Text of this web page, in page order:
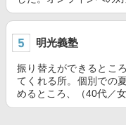
明光義塾
振り替えができるとこ
てくれる所。個別での
めるところ、（40代／女